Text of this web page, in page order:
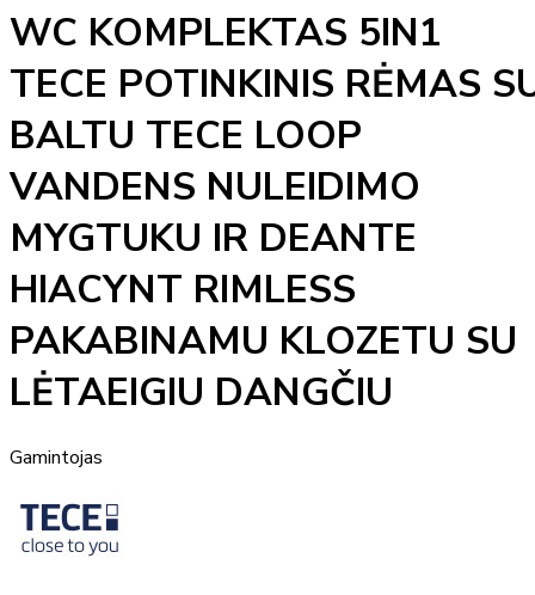
WC KOMPLEKTAS 5IN1
TECE POTINKINIS RĖMAS
BALTU TECE LOOP
VANDENS NULEIDIMO
MYGTUKU IR DEANTE
HIACYNT RIMLESS
PAKABINAMU KLOZETU SU
LĖTAEIGIU DANGČIU
Gamintojas